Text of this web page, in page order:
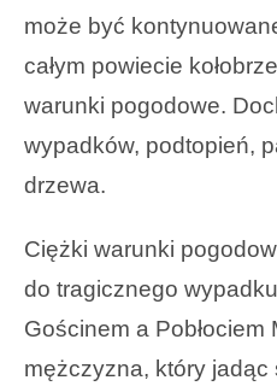
może być
całym powiecie
warunki pogodowe.
wypadków, podtopień,
drzewa.
Ciężki warunki
do tragicznego
Gościnem a Pobłociem
mężczyzna, który jadąc